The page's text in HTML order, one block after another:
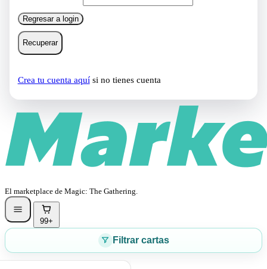
Regresar a login
Recuperar
Crea tu cuenta aquísi no tienes cuenta
El marketplace de Magic: The Gathering.
99+
Filtrar cartas